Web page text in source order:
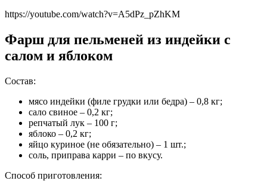
https://youtube.com/watch?v=A5dPz_pZhKM
Фарш для пельменей из индейки с
салом и яблоком
Состав:
мясо индейки (филе грудки или бедра) – 0,8 кг;
сало свиное – 0,2 кг;
репчатый лук – 100 г;
яблоко – 0,2 кг;
яйцо куриное (не обязательно) – 1 шт.;
соль, приправа карри – по вкусу.
Способ приготовления: